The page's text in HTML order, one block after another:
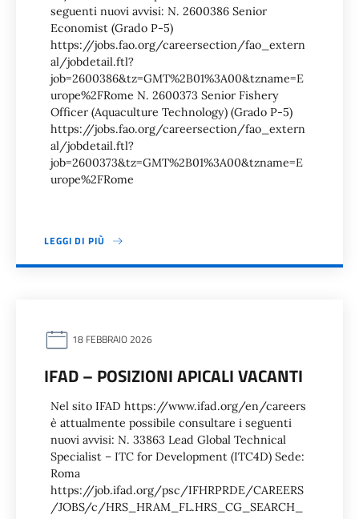
seguenti nuovi avvisi: N. 2600386 Senior
Economist (Grado P-5)
https://jobs.fao.org/careersection/fao_extern
al/jobdetail.ftl?
job=2600386&tz=GMT%2B01%3A00&tzname=E
urope%2FRome N. 2600373 Senior Fishery
Officer (Aquaculture Technology) (Grado P-5)
https://jobs.fao.org/careersection/fao_extern
al/jobdetail.ftl?
job=2600373&tz=GMT%2B01%3A00&tzname=E
urope%2FRome
LEGGI DI PIÙ
18 FEBBRAIO 2026
IFAD – POSIZIONI APICALI VACANTI
Nel sito IFAD https://www.ifad.org/en/careers
è attualmente possibile consultare i seguenti
nuovi avvisi: N. 33863 Lead Global Technical
Specialist – ITC for Development (ITC4D) Sede:
Roma
https://job.ifad.org/psc/IFHRPRDE/CAREERS
/JOBS/c/HRS_HRAM_FL.HRS_CG_SEARCH_